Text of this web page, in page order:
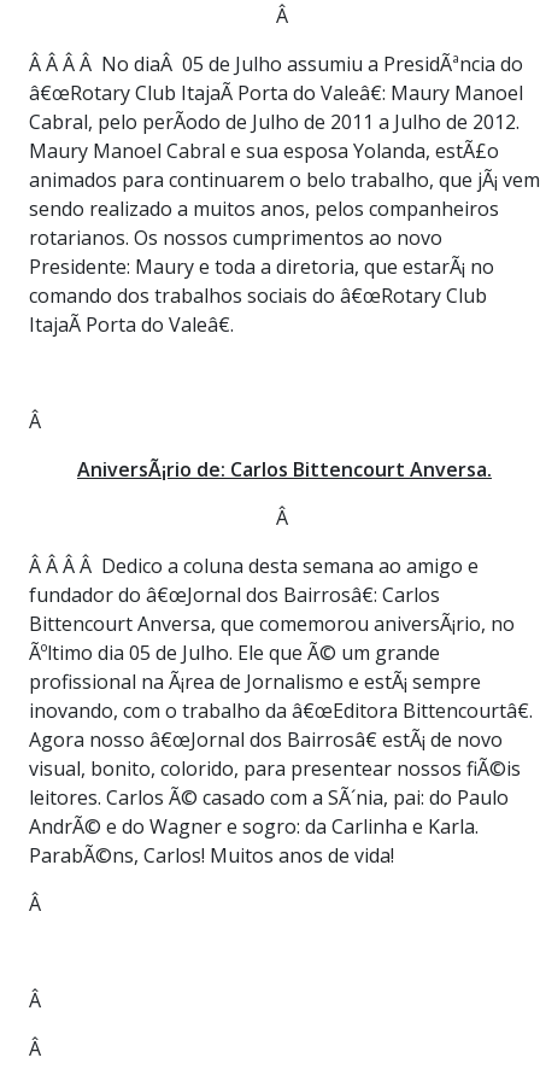
Â
Â Â Â Â No diaÂ 05 de Julho assumiu a PresidÃªncia do
â€œRotary Club ItajaÃ­ Porta do Valeâ€: Maury Manoel
Cabral, pelo perÃ­odo de Julho de 2011 a Julho de 2012.
Maury Manoel Cabral e sua esposa Yolanda, estÃ£o
animados para continuarem o belo trabalho, que jÃ¡ vem
sendo realizado a muitos anos, pelos companheiros
rotarianos. Os nossos cumprimentos ao novo
Presidente: Maury e toda a diretoria, que estarÃ¡ no
comando dos trabalhos sociais do â€œRotary Club
ItajaÃ­ Porta do Valeâ€.
Â
AniversÃ¡rio de: Carlos Bittencourt Anversa.
Â
Â Â Â Â Dedico a coluna desta semana ao amigo e
fundador do â€œJornal dos Bairrosâ€: Carlos
Bittencourt Anversa, que comemorou aniversÃ¡rio, no
Ãºltimo dia 05 de Julho. Ele que Ã© um grande
profissional na Ã¡rea de Jornalismo e estÃ¡ sempre
inovando, com o trabalho da â€œEditora Bittencourtâ€.
Agora nosso â€œJornal dos Bairrosâ€ estÃ¡ de novo
visual, bonito, colorido, para presentear nossos fiÃ©is
leitores. Carlos Ã© casado com a SÃ´nia, pai: do Paulo
AndrÃ© e do Wagner e sogro: da Carlinha e Karla.
ParabÃ©ns, Carlos! Muitos anos de vida!
Â
Â
Â